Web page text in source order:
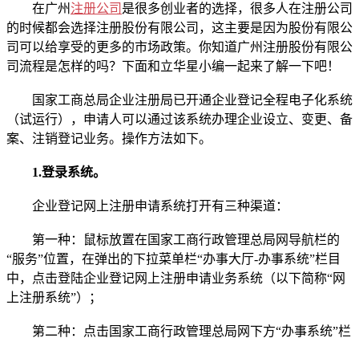
在广州 注册公司 是很多创业者的选择，很多人在注册公司
的时候都会选择注册股份有限公司，这主要是因为股份有限公
司可以给享受的更多的市场政策。你知道广州注册股份有限公
司流程是怎样的吗？下面和立华星小编一起来了解一下吧！
国家工商总局企业注册局已开通企业登记全程电子化系统
（试运行），申请人可以通过该系统办理企业设立、变更、备
案、注销登记业务。操作方法如下。
1.登录系统。
企业登记网上注册申请系统打开有三种渠道：
第一种：鼠标放置在国家工商行政管理总局网导航栏的
“服务”位置，在弹出的下拉菜单栏“办事大厅-办事系统”栏目
中，点击登陆企业登记网上注册申请业务系统（以下简称“网
上注册系统”）；
第二种：点击国家工商行政管理总局网下方“办事系统”栏